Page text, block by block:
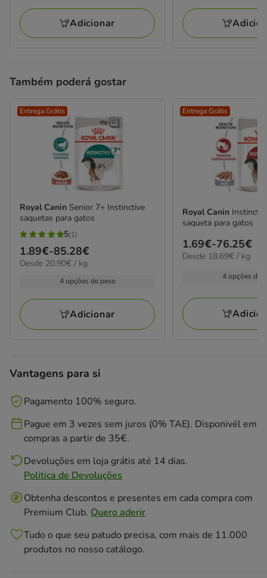
avaliações
154.66€
Adicionar
avaliações
215.14€
Também poderá gostar
Entrega Grátis
Royal Canin Senior 7+ Instinctive
saquetas para gatos
5
estrelas
com
avaliações
5(1)
Preço
de
85.28€
1.89€-85.28€
20.90€
Desde 20.90€ / kg
4 opções de peso
Adicionar
Entrega Grátis
Royal Canin
saqueta para gatos
Preço
de
76.25€
1.69€-76.25€
18.69€
Desde 18.69€ / kg
4 opções de
Vantagens para si
Pagamento 100% seguro.
Pague em 3 vezes sem juros (0% TAE). Disponivél em
compras a partir de 35€.
Devoluções em loja grátis até 14 dias.
Politica de Devoluções
Obtenha descontos e presentes em cada compra com
Premium Club. Quero aderir
Tudo o que seu patudo precisa, com mais de 11.000
produtos no nosso catálogo.